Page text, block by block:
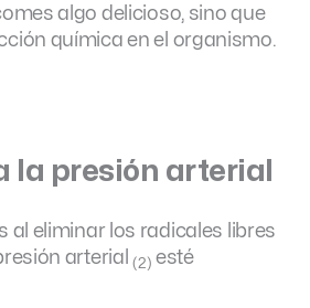
algo delicioso, sino que
química en el organismo.
la presión arterial
al eliminar los radicales libres
arterial(2) esté